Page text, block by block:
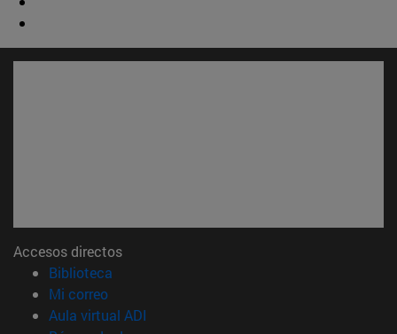
Accesos directos
Biblioteca
Mi correo(abre en nueva ventana)
Aula virtual ADI